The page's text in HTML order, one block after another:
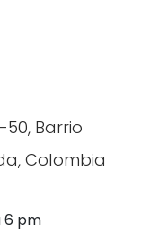
Barrio
Colombia
6 pm